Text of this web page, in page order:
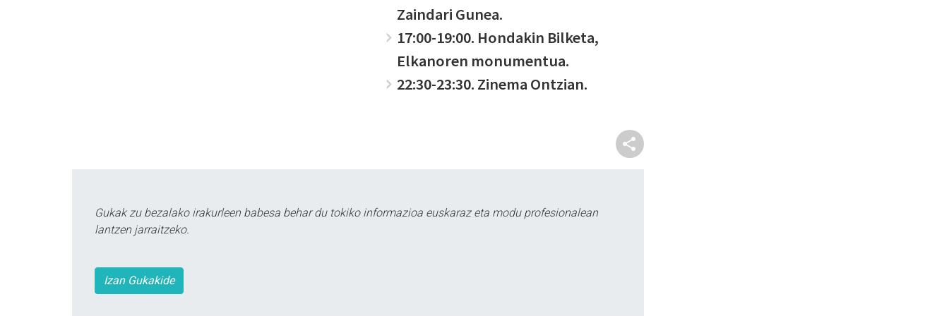
Zaindari Gunea.
17:00-19:00. Hondakin Bilketa,
Elkanoren monumentua.
22:30-23:30. Zinema Ontzian.
Gukak zu bezalako irakurleen babesa behar du tokiko informazioa euskaraz eta modu profesionalean
lantzen jarraitzeko.
Izan Gukakide